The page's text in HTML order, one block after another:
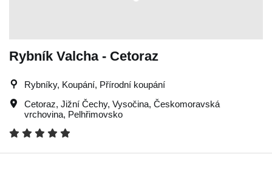
Rybník Valcha - Cetoraz
Rybníky, Koupání, Přírodní koupání
Cetoraz, Jižní Čechy, Vysočina, Českomoravská
vrchovina, Pelhřimovsko